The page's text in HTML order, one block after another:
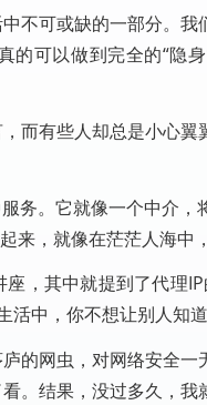
不可或缺的一部分。我
可以做到完全的“隐
而有些人却总是小心
务。它就像一个中介
，就像在茫茫人海中
，其中就提到了代理
活中，你不想让别人知
的网虫，对网络安全
。结果，没过多久，